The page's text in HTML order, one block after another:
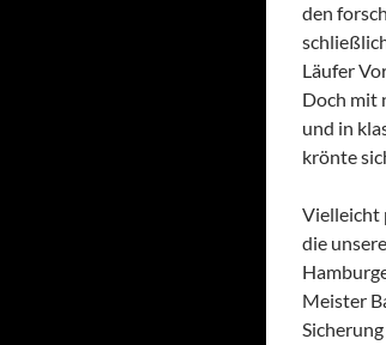
den
Läufer
Doch mit
und in
krönte
Vielleicht
die
Meister